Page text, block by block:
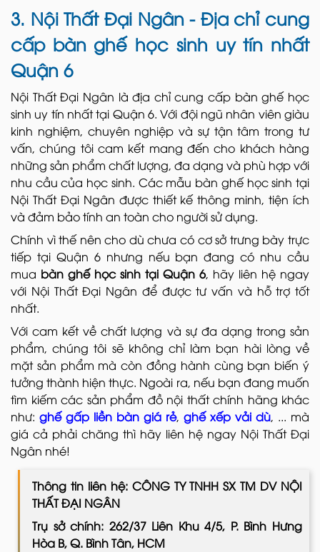
3. Nội Thất Đại Ngân - Địa chỉ cung
cấp bàn ghế học sinh uy tín nhất
Quận 6
Nội Thất Đại Ngân là địa chỉ cung cấp bàn ghế học
sinh uy tín nhất tại Quận 6. Với đội ngũ nhân viên giàu
kinh nghiệm, chuyên nghiệp và sự tận tâm trong tư
vấn, chúng tôi cam kết mang đến cho khách hàng
những sản phẩm chất lượng, đa dạng và phù hợp với
nhu cầu của học sinh. Các mẫu bàn ghế học sinh tại
Nội Thất Đại Ngân được thiết kế thông minh, tiện ích
và đảm bảo tính an toàn cho người sử dụng.
Chính vì thế nên cho dù chưa có cơ sở trưng bày trực
tiếp tại Quận 6 nhưng nếu bạn đang có nhu cầu
mua bàn ghế học sinh tại Quận 6, hãy liên hệ ngay
với Nội Thất Đại Ngân để được tư vấn và hỗ trợ tốt
nhất.
Với cam kết về chất lượng và sự đa dạng trong sản
phẩm, chúng tôi sẽ không chỉ làm bạn hài lòng về
mặt sản phẩm mà còn đồng hành cùng bạn biến ý
tưởng thành hiện thực. Ngoài ra, nếu bạn đang muốn
tìm kiếm các sản phẩm đồ nội thất chính hãng khác
như: ghế gấp liền bàn giá rẻ, ghế xếp vải dù, ... mà
giá cả phải chăng thì hãy liên hệ ngay Nội Thất Đại
Ngân nhé!
Thông tin liên hệ: CÔNG TY TNHH SX TM DV NỘI
THẤT ĐẠI NGÂN
Trụ sở chính: 262/37 Liên Khu 4/5, P. Bình Hưng
Hòa B, Q. Bình Tân, HCM